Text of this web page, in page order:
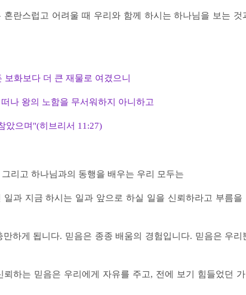
란스럽고 어려울 때 우리와 함께 하시는 하나님을 보는 것
보화보다 더 큰 재물로 여겼으니
나 왕의 노함을 무서워하지 아니하고
았으며"(히브리서 11:27)
리고 하나님과의 동행을 배우는 우리 모두는
과 지금 하시는 일과 앞으로 하실 일을 신뢰하라고 부름을
하게 됩니다. 믿음은 종종 배움의 경험입니다. 믿음은 우리
하는 믿음은 우리에게 자유를 주고, 전에 보기 힘들었던